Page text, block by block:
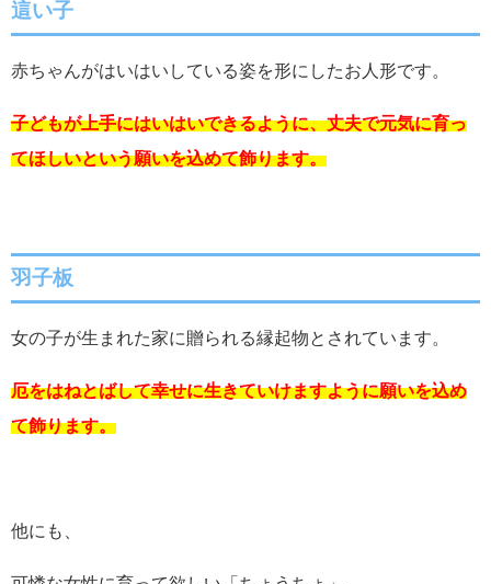
這い子
赤ちゃんがはいはいしている姿を形にしたお人形です。
子どもが上手にはいはいできるように、丈夫で元気に育っ
てほしいという願いを込めて飾ります。
羽子板
女の子が生まれた家に贈られる縁起物とされています。
厄をはねとばして幸せに生きていけますように願いを込め
て飾ります。
他にも、